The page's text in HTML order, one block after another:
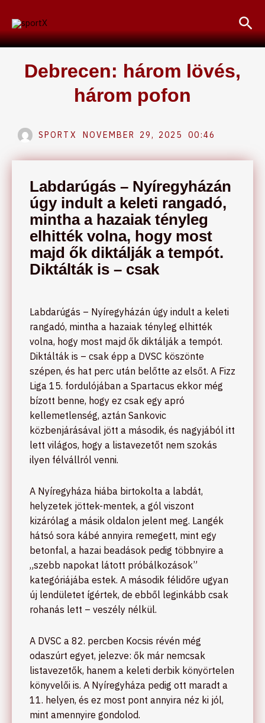
content
Debrecen: három lövés,
három pofon
SPORTX NOVEMBER 29, 2025 00:46
Labdarúgás – Nyíregyházán
úgy indult a keleti rangadó,
mintha a hazaiak tényleg
elhitték volna, hogy most
majd ők diktálják a tempót.
Diktálták is – csak
Labdarúgás – Nyíregyházán úgy indult a keleti
rangadó, mintha a hazaiak tényleg elhitték
volna, hogy most majd ők diktálják a tempót.
Diktálták is – csak épp a DVSC köszönte
szépen, és hat perc után belőtte az elsőt. A Fizz
Liga 15. fordulójában a Spartacus ekkor még
bízott benne, hogy ez csak egy apró
kellemetlenség, aztán Sankovic
közbenjárásával jött a második, és nagyjából itt
lett világos, hogy a listavezetőt nem szokás
ilyen félvállról venni.
A Nyíregyháza hiába birtokolta a labdát,
helyzetek jöttek-mentek, a gól viszont
kizárólag a másik oldalon jelent meg. Langék
hátsó sora kábé annyira remegett, mint egy
betonfal, a hazai beadások pedig többnyire a
„szebb napokat látott próbálkozások”
kategóriájába estek. A második félidőre ugyan
új lendületet ígértek, de ebből leginkább csak
rohanás lett – veszély nélkül.
A DVSC a 82. percben Kocsis révén még
odaszúrt egyet, jelezve: ők már nemcsak
listavezetők, hanem a keleti derbik könyörtelen
könyvelői is. A Nyíregyháza pedig ott maradt a
11. helyen, és ez most pont annyira néz ki jól,
mint amennyire gondolod.